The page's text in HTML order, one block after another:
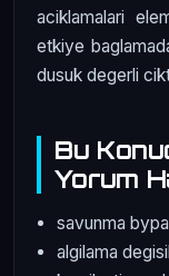
aciklamalari
etkiye
dusuk degerli
Bu
Yorum
savunma
algilama